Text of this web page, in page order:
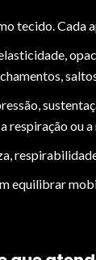
tecido. Cada
respiração ou
equilibrar